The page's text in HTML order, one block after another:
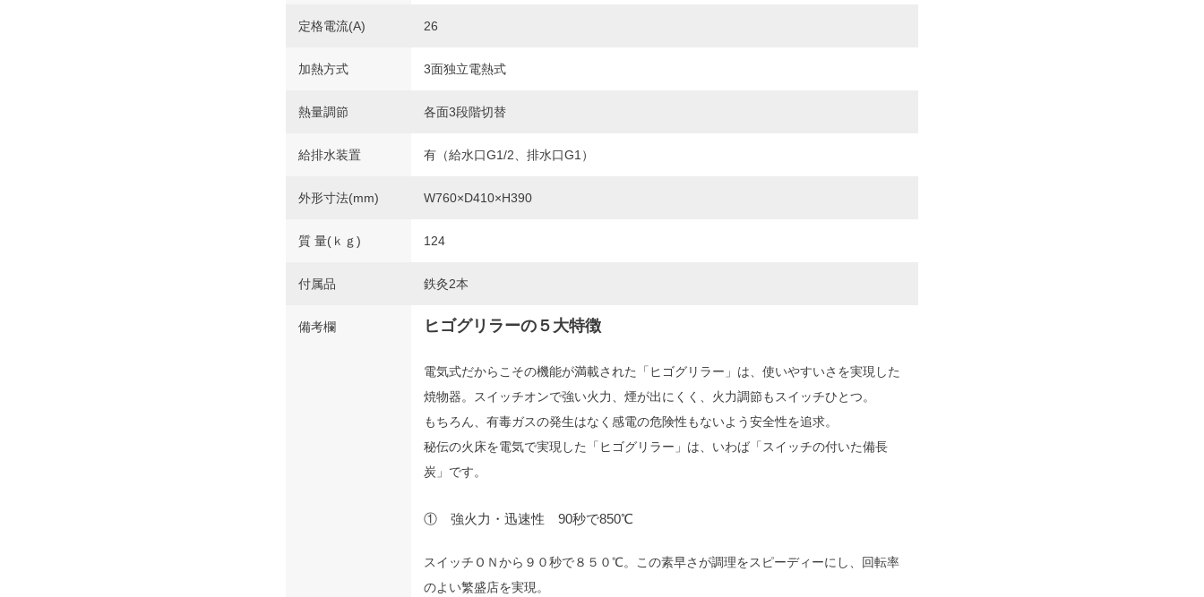
定格電流(A) 26
加熱方式 3面独立電熱式
熱量調節 各面3段階切替
給排水装置 有（給水口G1/2、排水口G1）
外形寸法(mm) W760×D410×H390
質 量(ｋｇ) 124
付属品 鉄灸2本
備考欄 ヒゴグリラーの５大特徴
電気式だからこその機能が満載された「ヒゴグリラー」は、使いやすいさを実現した
焼物器。スイッチオンで強い火力、煙が出にくく、火力調節もスイッチひとつ。
もちろん、有毒ガスの発生はなく感電の危険性もないよう安全性を追求。
秘伝の火床を電気で実現した「ヒゴグリラー」は、いわば「スイッチの付いた備長
炭」です。
① 強火力・迅速性 90秒で850℃
スイッチＯＮから９０秒で８５０℃。この素早さが調理をスピーディーにし、回転率
のよい繁盛店を実現。